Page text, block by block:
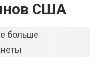
США